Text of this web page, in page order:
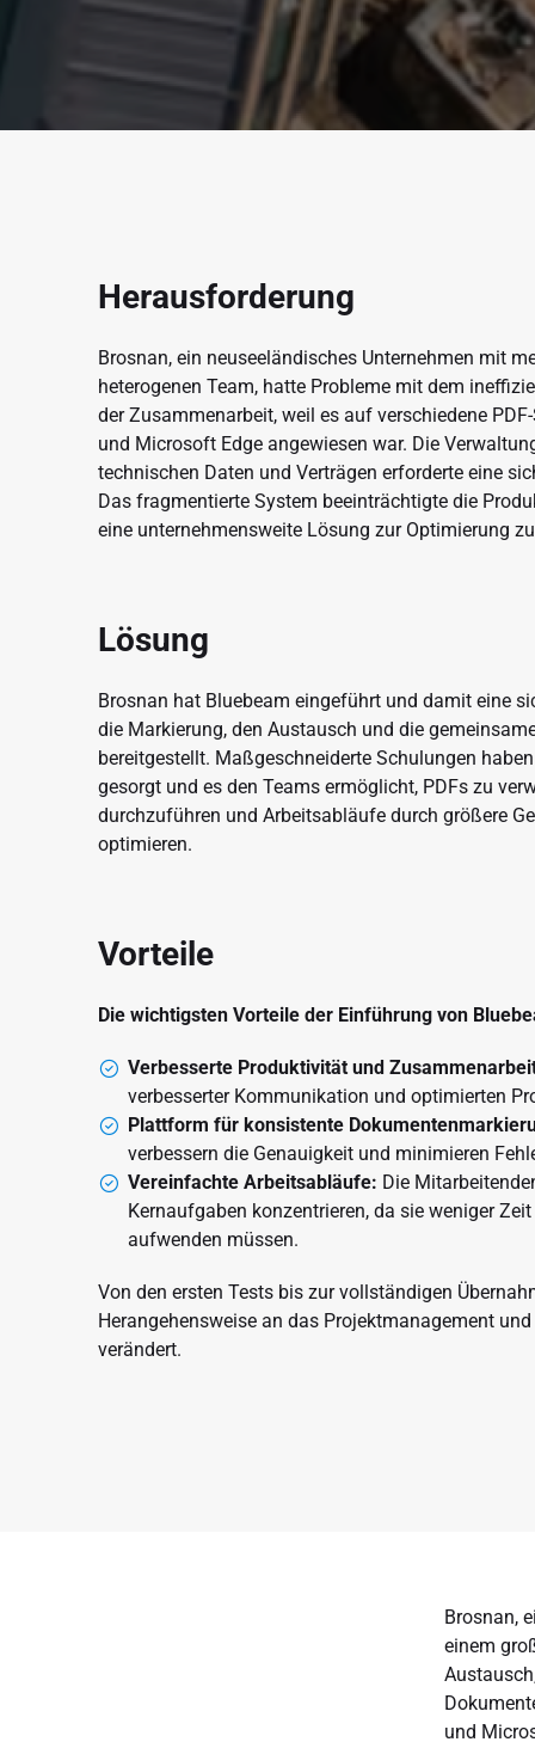
Herausforderung
Brosnan, ein neuseeländisches Unternehmen mit
heterogenen Team, hatte Probleme mit dem
der Zusammenarbeit, weil es auf verschiedene
und Microsoft Edge angewiesen war. Die
technischen Daten und Verträgen erforderte eine
Das fragmentierte System beeinträchtigte die
eine unternehmensweite Lösung zur Optimierung
Lösung
Brosnan hat Bluebeam eingeführt und damit eine
die Markierung, den Austausch und die
bereitgestellt. Maßgeschneiderte Schulungen
gesorgt und es den Teams ermöglicht, PDFs zu
durchzuführen und Arbeitsabläufe durch größere
optimieren.
Vorteile
Die wichtigsten Vorteile der Einführung von
Verbesserte Produktivität und
verbesserter Kommunikation und optimierten
Plattform für konsistente
verbessern die Genauigkeit und minimieren
Vereinfachte Arbeitsabläufe: Die
Kernaufgaben konzentrieren, da sie weniger
aufwenden müssen.
Von den ersten Tests bis zur vollständigen
Herangehensweise an das Projektmanagement
verändert.
Brosnan,
einem
und